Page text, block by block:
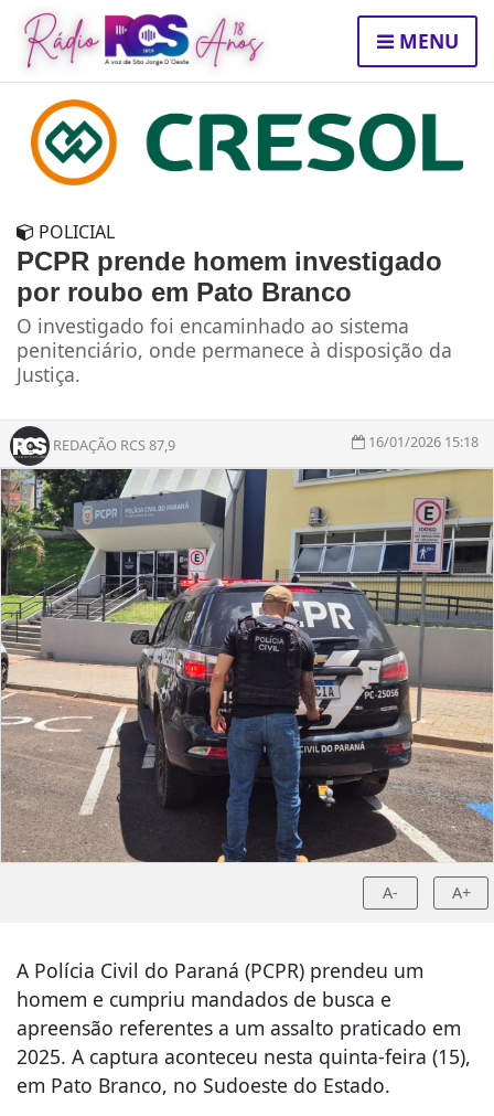
MENU
POLICIAL
PCPR prende homem investigado
por roubo em Pato Branco
O investigado foi encaminhado ao sistema
penitenciário, onde permanece à disposição da
Justiça.
REDAÇÃO RCS 87,9 16/01/2026 15:18
A- A+
A Polícia Civil do Paraná (PCPR) prendeu um
homem e cumpriu mandados de busca e
apreensão referentes a um assalto praticado em
2025. A captura aconteceu nesta quinta-feira (15),
em Pato Branco, no Sudoeste do Estado.